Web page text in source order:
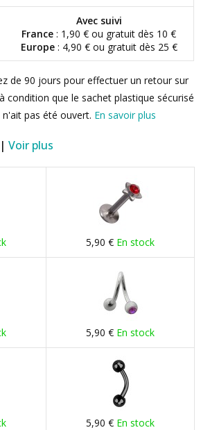
Avec suivi
France : 1,90 € ou gratuit dès 10 €
Europe: 4,90 € ou gratuit dès 25 €
de 90 jours pour effectuer un retour sur
condition que le sachet plastique sécurisé
pas été ouvert. En savoir plus
Voir plus
5,90 € En stock
5,90 € En stock
5,90 € En stock